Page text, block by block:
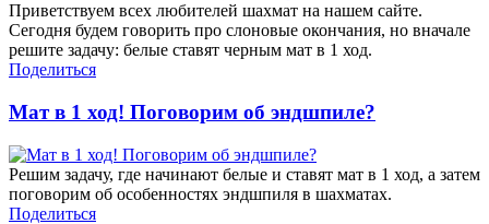
Приветствуем всех любителей шахмат на нашем сайте.
Сегодня будем говорить про слоновые окончания, но вначале
решите задачу: белые ставят черным мат в 1 ход.
Поделиться
Мат в 1 ход! Поговорим об эндшпиле?
Решим задачу, где начинают белые и ставят мат в 1 ход, а затем
поговорим об особенностях эндшпиля в шахматах.
Поделиться